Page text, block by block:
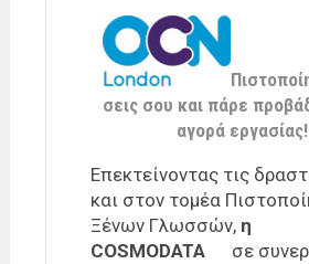
σεις σου και πάρε
αγο­ρά ερ­γα­σί­ας!
Eπε­κτεί­νο­ντας τις
και στον το­μέα
Ξένων Γλωσ­σών, η
COSMODATA
σε